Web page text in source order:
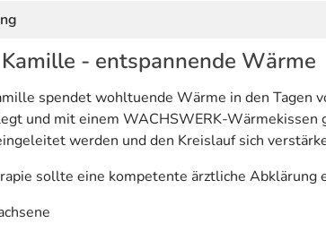
- entspannende Wärme
spendet wohltuende Wärme in den Tagen
und mit einem WACHSWERK-
werden und den Kreislauf sich
sollte eine kompetente ärztliche Abklärung